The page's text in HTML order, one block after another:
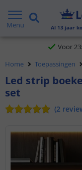
Menu Al 13 jaar
Voor
Home
Toepassingen
Led strip
set
(2